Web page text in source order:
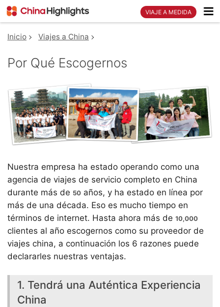
VIAJE A MEDIDA
Inicio Viajes a China
Por Qué Escogernos
Nuestra empresa ha estado operando como una
agencia de viajes de servicio completo en China
durante más de 50 años, y ha estado en línea por
más de una década. Eso es mucho tiempo en
términos de internet. Hasta ahora más de 10,000
clientes al año escogernos como su proveedor de
viajes china, a continuación los 6 razones puede
declararles nuestras ventajas.
1. Tendrá una Auténtica Experiencia
China